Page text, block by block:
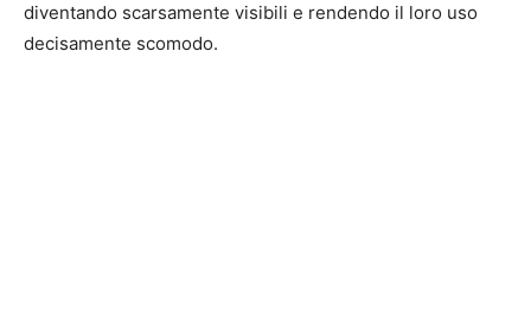
diventando scarsamente visibili e rendendo il loro uso
decisamente scomodo.